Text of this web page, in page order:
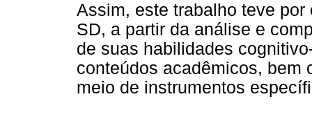
Assim, este trabalho teve
SD, a partir da análise e
de suas habilidades
conteúdos acadêmicos, bem
meio de instrumentos